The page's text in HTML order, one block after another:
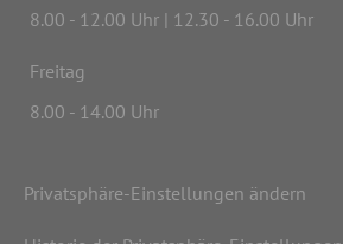
8.00 - 12.00 Uhr | 12.30 - 16.00 Uhr
Freitag
8.00 - 14.00 Uhr
Privatsphäre-Einstellungen ändern